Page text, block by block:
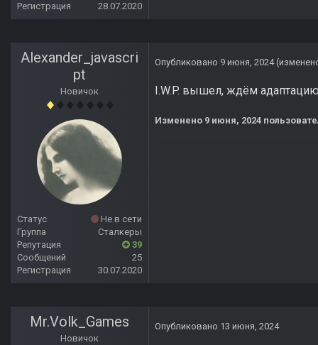
Регистрация
28.07.2020
Alexander_javascri
pt
Новичок
Статус
Не в сети
Группа
Сталкеры
Репутация
39
Сообщений
25
Регистрация
30.07.2020
Опубликовано 9 июня, 2024
I.W.P. вышел, ждём
Изменено 9 июня, 2024
Mr.Volk_Games
Новичок
Опубликовано 13 июня, 2024